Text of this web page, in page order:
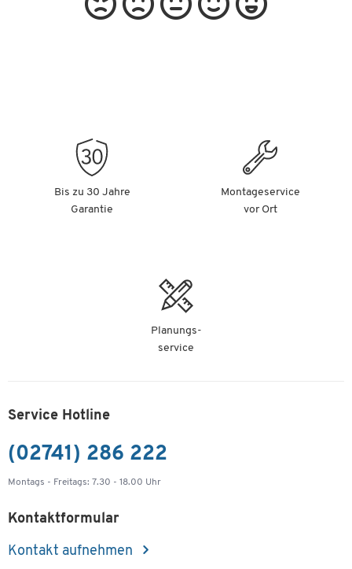
Bis zu 30 Jahre
Garantie
Montageservice
vor Ort
Planungs-
service
Service Hotline
(02741) 286 222
Montags - Freitags: 7.30 - 18.00 Uhr
Kontaktformular
Kontakt aufnehmen